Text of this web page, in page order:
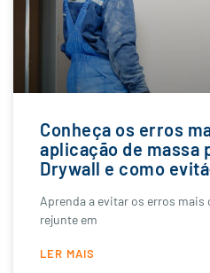
Conheça os erros
aplicação de massa
Drywall e como
Aprenda a evitar os erros mais
rejunte em
LER MAIS